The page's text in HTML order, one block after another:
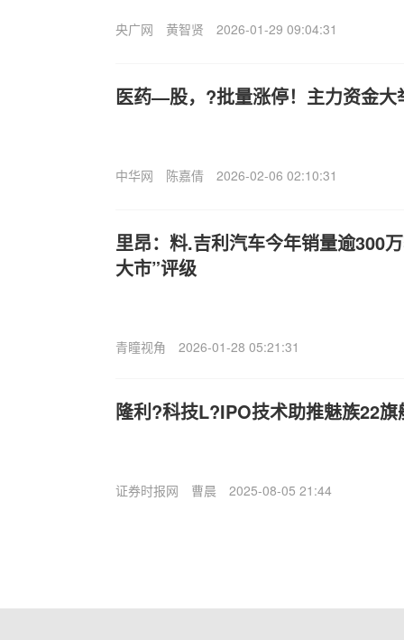
央广网 黄智贤 2026-01-29 09:04:31
医药—股，?批量涨停！主力资金大
中华网 陈嘉倩 2026-02-06 02:10:31
里昂：料.吉利汽车今年销量逾300
大市”评级
青瞳视角 2026-01-28 05:21:31
隆利?科技L?IPO技术助推魅族22旗
证券时报网 曹晨 2025-08-05 21:44